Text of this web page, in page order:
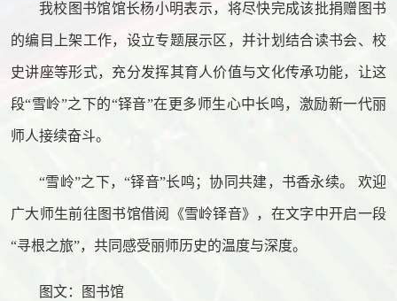
我校图书馆馆长杨小明表示，将尽快完成该批捐赠图书
的编目上架工作，设立专题展示区，并计划结合读书会、校
史讲座等形式，充分发挥其育人价值与文化传承功能，让这
段“雪岭”之下的“铎音”在更多师生心中长鸣，激励新一代丽
师人接续奋斗。
“雪岭”之下，“铎音”长鸣；协同共建，书香永续。 欢迎
广大师生前往图书馆借阅《雪岭铎音》，在文字中开启一段
“寻根之旅”，共同感受丽师历史的温度与深度。
图文：图书馆